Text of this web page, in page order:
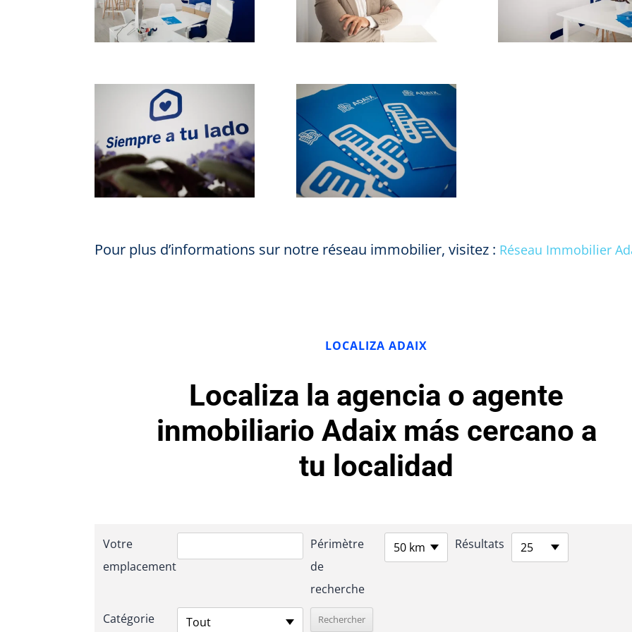
Pour plus d’informations sur notre réseau immobilier, visitez : Réseau Immobilier
LOCALIZA ADAIX
Localiza la agencia o agente
inmobiliario Adaix más cercano a
tu localidad
Votre
emplacement
Périmètre
de
recherche
50 km Résultats 25
Catégorie Tout